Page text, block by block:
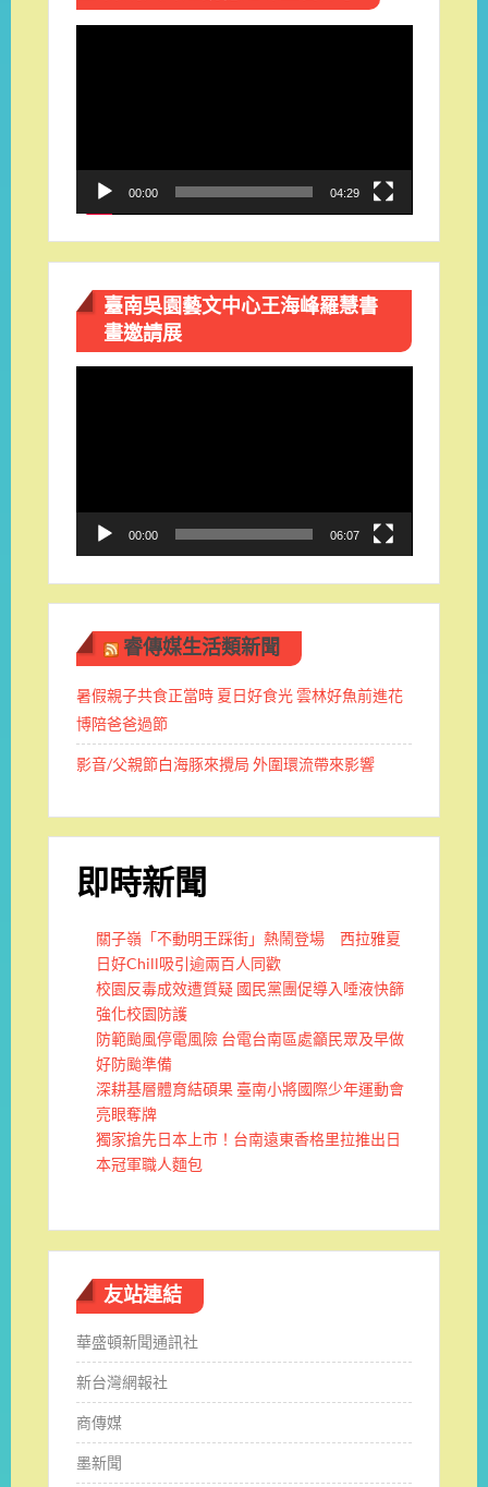
00:00 04:29
臺南吳園藝文中心王海峰羅慧書
畫邀請展
00:00 06:07
睿傳媒生活類新聞
暑假親子共食正當時 夏日好食光 雲林好魚前進花
博陪爸爸過節
影音/父親節白海豚來攪局 外圍環流帶來影響
即時新聞
關子嶺「不動明王踩街」熱鬧登場 西拉雅夏
日好Chill吸引逾兩百人同歡
校園反毒成效遭質疑 國民黨團促導入唾液快篩
強化校園防護
防範颱風停電風險 台電台南區處籲民眾及早做
好防颱準備
深耕基層體育結碩果 臺南小將國際少年運動會
亮眼奪牌
獨家搶先日本上市！台南遠東香格里拉推出日
本冠軍職人麵包
友站連結
華盛頓新聞通訊社
新台灣網報社
商傳媒
墨新聞